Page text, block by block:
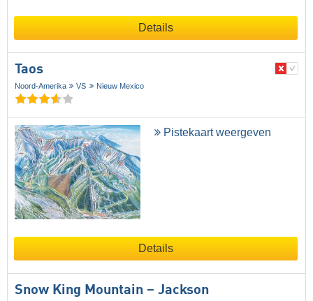
Details
Taos
Noord-Amerika VS Nieuw Mexico
Pistekaart weergeven
Details
Snow King Mountain – Jackson